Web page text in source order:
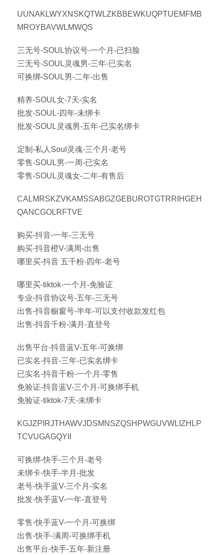
UUNAKLWYXNSKQTWLZKBBEWKUQPTUEMFMB
MROYBAVWLMWQS
三无号-SOUL协议号-一个月-已扫脸
三无号-SOUL灵魂男-三年-已实名
可换绑-SOUL男-二年-出售
精养-SOUL女-7天-实名
批发-SOUL-四年-未绑卡
批发-SOUL灵魂男-五年-已实名绑卡
定制-私人Soul灵魂-三个月-老号
零售-SOUL男-一周-已实名
零售-SOUL灵魂女-二年-有售后
CALMRSKZVKAMSSABGZGEBUROTGTRRIHGEH
QANCGOLRFTVE
购买-抖音-一年-三无号
购买-抖音橙V-满周-出售
哪里买-抖音 五千粉-四年-老号
哪里买-tiktok-一个月-免验证
专业-抖音协议号-五年-三无号
出售-抖音橱窗号-半年-可以支付收款发红包
出售-抖音千粉-满月-直登号
出售平台-抖音蓝V-五年-可换绑
已实名-抖音-三年-已实名绑卡
已实名-抖音千粉-一个月-零售
免验证-抖音蓝V-三个月-可换绑手机
免验证-tiktok-7天-未绑卡
KGJZPIRJTHAWVJDSMNSZQSHPWGUVWLIZHLP
TCVUGAGQYII
可换绑-快手-三个月-老号
未绑卡-快手-半月-批发
老号-快手蓝V-三个月-实名
批发-快手蓝V-一年-直登号
零售-快手蓝V-一个月-可换绑
出售-快手-满周-可换绑手机
出售平台-快手-五年-新注册